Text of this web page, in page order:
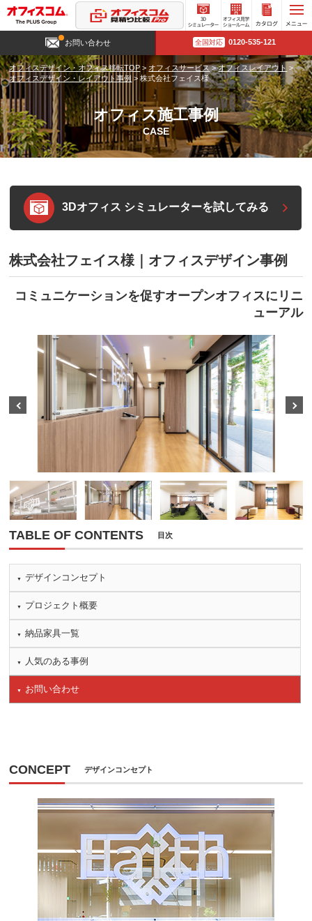
3D
シミュ
レータ
ー
オフィ
ス見学
ショー
ルーム
お問い合わせ 全国対応 0120-535-121
オフィスデザイン・オフィス移転TOP > オフィスサービス>オフィスレイアウト >
オフィスデザイン・レイアウト事例 >株式会社フェイス様
オフィス施工事例
CASE
3Dオフィス シミュレーターを試してみる
株式会社フェイス様｜オフィスデザイン事例
コミュニケーションを促すオープンオフィスにリニ
ューアル
TABLE OF CONTENTS 目次
デザインコンセプト
プロジェクト概要
納品家具一覧
人気のある事例
お問い合わせ
CONCEPT デザインコンセプト